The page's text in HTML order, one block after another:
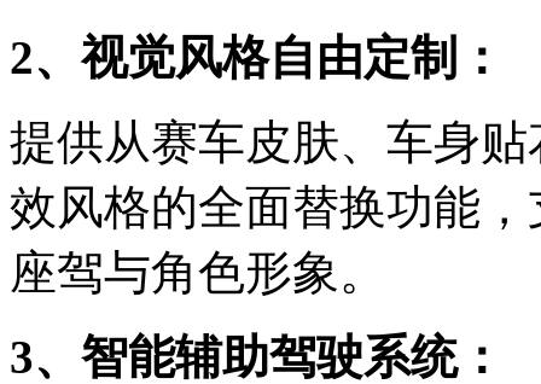
2、视觉风格自由定制：
提供从赛车皮肤、车身
效风格的全面替换功能
座驾与角色形象。
3、智能辅助驾驶系统：